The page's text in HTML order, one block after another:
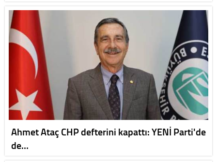
Ahmet Ataç CHP defterini kapattı: YENİ Parti'de
de…